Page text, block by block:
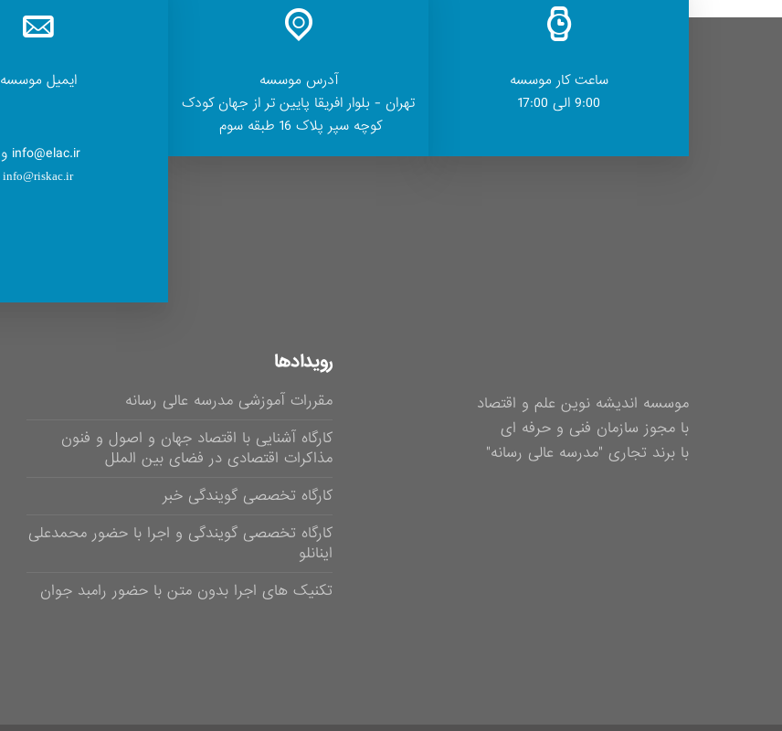
ساعت کار موسسه
9:00 الی 17:00
آدرس موسسه
تهران - بلوار افریقا پایین تر از جهان کودک
کوچه سپر پلاک 16 طبقه سوم
ایمیل موسسه
info@elac.ir و
info@riskac.ir
موسسه اندیشه نوین علم و اقتصاد
با مجوز سازمان فنی و حرفه ای
با برند تجاری "مدرسه عالی رسانه"
رویدادها
مقررات آموزشی مدرسه عالی رسانه
کارگاه آشنایی با اقتصاد جهان و اصول و فنون
مذاکرات اقتصادی در فضای بین الملل
کارگاه تخصصی گویندگی خبر
کارگاه تخصصی گویندگی و اجرا با حضور محمدعلی
اینانلو
تکنیک های اجرا بدون متن با حضور رامبد جوان